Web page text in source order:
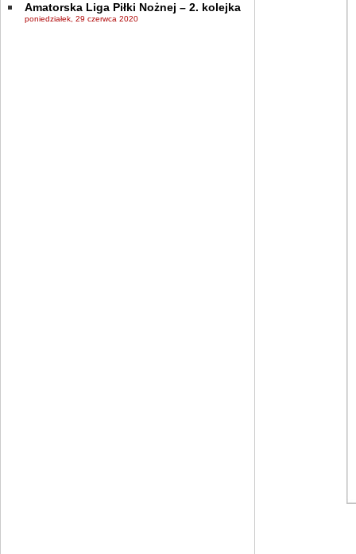
Amatorska Liga Piłki Nożnej – 2. kolejka
poniedziałek, 29 czerwca 2020